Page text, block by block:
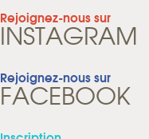
Rejoignez-nous sur
INSTAGRAM
Rejoignez-nous sur
FACEBOOK